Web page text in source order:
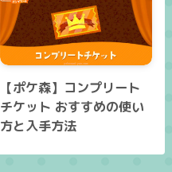
【ポケ森】コンプリート
チケット おすすめの使い
方と入手方法